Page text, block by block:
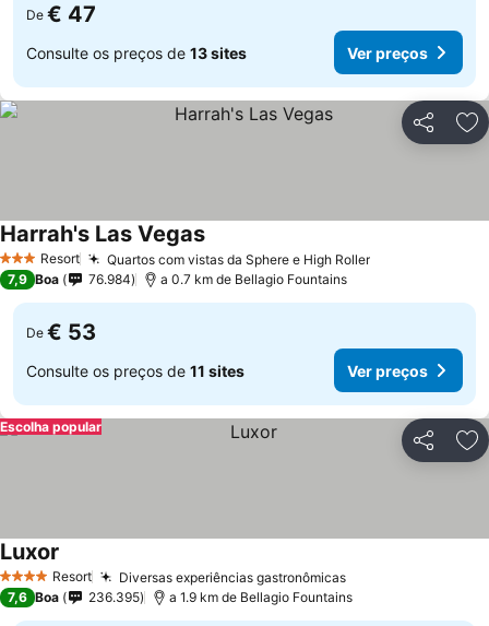
De € 47
Consulte os preços de 13 sites Ver preços
Partilhar
3 EstrelasResort Quartos com vistas da Sphere e High Roller
Harrah's Las Vegas
7,9 Boa 76.984 a 0.7 km de Bellagio Fountains
De € 53
Consulte os preços de 11 sites Ver preços
Partilhar
Escolha popular
4 EstrelasResort Diversas experiências gastronômicas
Luxor
7,6 Boa 236.395 a 1.9 km de Bellagio Fountains